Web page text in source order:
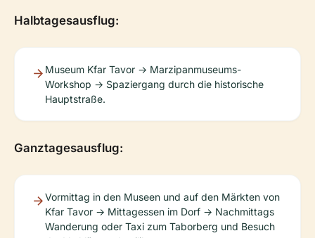
Halbtagesausflug:
Museum Kfar Tavor → Marzipanmuseums-
Workshop → Spaziergang durch die historische
Hauptstraße.
Ganztagesausflug:
Vormittag in den Museen und auf den Märkten von
Kfar Tavor → Mittagessen im Dorf → Nachmittags
Wanderung oder Taxi zum Taborberg und Besuch